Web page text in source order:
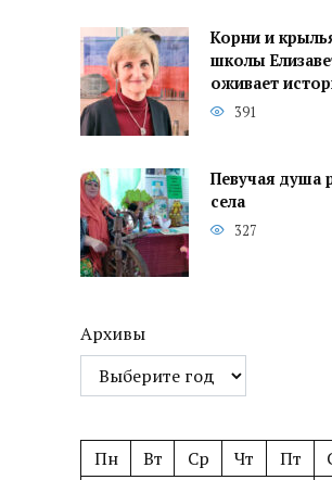
Корни и
школы
оживает
391
Певучая душа
села
327
Архивы
Пн Вт Ср Чт Пт